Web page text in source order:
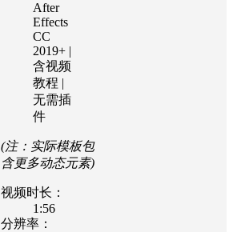
After
Effects
CC
2019+ |
含视频
教程 |
无需插
件
(注：实际模板包
含更多动态元素)
视频时长：
1:56
分辨率：